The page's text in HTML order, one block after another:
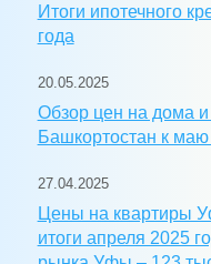
Итоги ипотечного
года
20.05.2025
Обзор цен на дома
Башкортостан к маю
27.04.2025
Цены на квартиры
итоги апреля 2025